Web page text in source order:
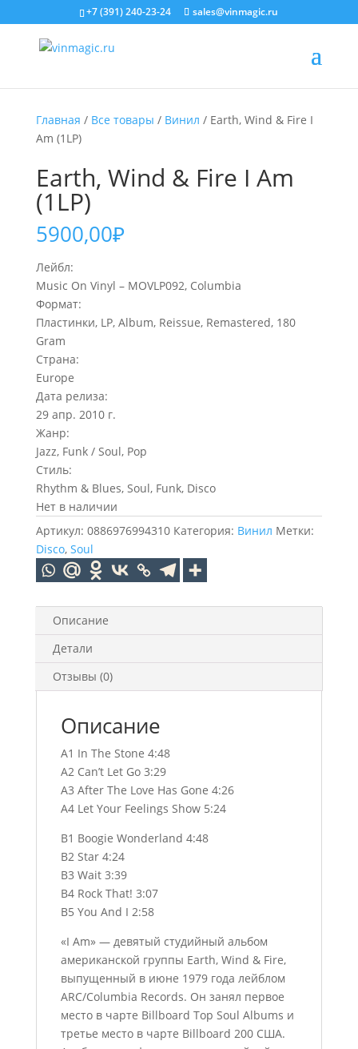
+7 (391) 240-23-24 sales@vinmagic.ru
Главная / Все товары / Винил / Earth, Wind & Fire I
Am (1LP)
Earth, Wind & Fire I Am
(1LP)
5900,00₽
Лейбл:
Music On Vinyl – MOVLP092, Columbia
Формат:
Пластинки, LP, Album, Reissue, Remastered, 180
Gram
Страна:
Europe
Дата релиза:
29 апр. 2010 г.
Жанр:
Jazz, Funk / Soul, Pop
Стиль:
Rhythm & Blues, Soul, Funk, Disco
Нет в наличии
Артикул: 0886976994310 Категория: Винил Метки:
Disco, Soul
Описание
Детали
Отзывы (0)
Описание
A1 In The Stone 4:48
A2 Can’t Let Go 3:29
A3 After The Love Has Gone 4:26
A4 Let Your Feelings Show 5:24
B1 Boogie Wonderland 4:48
B2 Star 4:24
B3 Wait 3:39
B4 Rock That! 3:07
B5 You And I 2:58
«I Am» — девятый студийный альбом
американской группы Earth, Wind & Fire,
выпущенный в июне 1979 года лейблом
ARC/Columbia Records. Он занял первое
место в чарте Billboard Top Soul Albums и
третье место в чарте Billboard 200 США.